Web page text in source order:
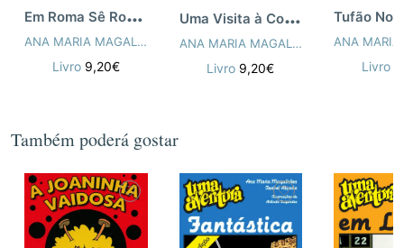
E
m Roma Sê Romano
ANA MARIA MAGALHÃES
ISABEL ALÇADA
Livro 9,20€
U
ma Visita à Corte Rei D.Dinis
ANA MARIA MAGALHÃES
ISABEL
Livro 9,20€ Livro
Também poderá gostar